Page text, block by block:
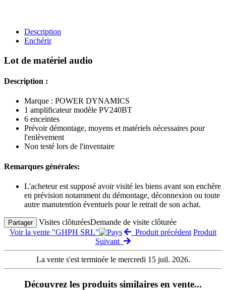
Description
Enchérir
Lot de matériel audio
Description :
Marque : POWER DYNAMICS
1 amplificateur modèle PV240BT
6 enceintes
Prévoir démontage, moyens et matériels nécessaires pour
l'enlèvement
Non testé lors de l'inventaire
Remarques générales:
L'acheteur est supposé avoir visité les biens avant son enchère
en prévision notamment du démontage, déconnexion ou toute
autre manutention éventuels pour le retrait de son achat.
Partager Visites clôturéesDemande de visite clôturée
Voir la vente "GHPH SRL"
Produit précédent Produit
Suivant
La vente s'est terminée le mercredi 15 juil. 2026.
Découvrez les produits similaires en vente...